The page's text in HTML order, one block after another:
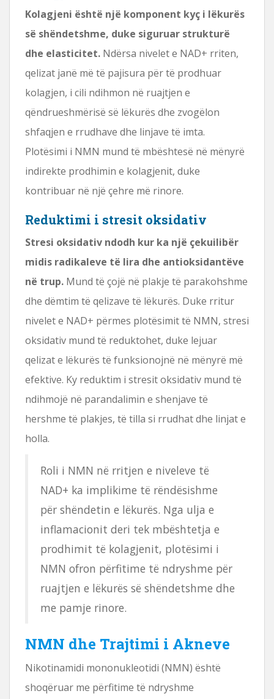
Kolagjeni është një komponent kyç i lëkurës
së shëndetshme, duke siguruar strukturë
dhe elasticitet. Ndërsa nivelet e NAD+ rriten,
qelizat janë më të pajisura për të prodhuar
kolagjen, i cili ndihmon në ruajtjen e
qëndrueshmërisë së lëkurës dhe zvogëlon
shfaqjen e rrudhave dhe linjave të imta.
Plotësimi i NMN mund të mbështesë në mënyrë
indirekte prodhimin e kolagjenit, duke
kontribuar në një çehre më rinore.
Reduktimi i stresit oksidativ
Stresi oksidativ ndodh kur ka një çekuilibër
midis radikaleve të lira dhe antioksidantëve
në trup. Mund të çojë në plakje të parakohshme
dhe dëmtim të qelizave të lëkurës. Duke rritur
nivelet e NAD+ përmes plotësimit të NMN, stresi
oksidativ mund të reduktohet, duke lejuar
qelizat e lëkurës të funksionojnë në mënyrë më
efektive. Ky reduktim i stresit oksidativ mund të
ndihmojë në parandalimin e shenjave të
hershme të plakjes, të tilla si rrudhat dhe linjat e
holla.
Roli i NMN në rritjen e niveleve të
NAD+ ka implikime të rëndësishme
për shëndetin e lëkurës. Nga ulja e
inflamacionit deri tek mbështetja e
prodhimit të kolagjenit, plotësimi i
NMN ofron përfitime të ndryshme për
ruajtjen e lëkurës së shëndetshme dhe
me pamje rinore.
NMN dhe Trajtimi i Akneve
Nikotinamidi mononukleotidi (NMN) është
shoqëruar me përfitime të ndryshme